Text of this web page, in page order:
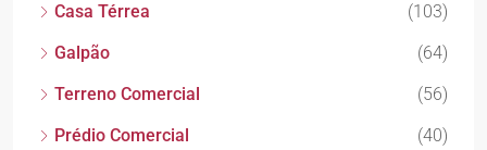
Casa Térrea
(103)
Galpão
(64)
Terreno Comercial
(56)
Prédio Comercial
(40)